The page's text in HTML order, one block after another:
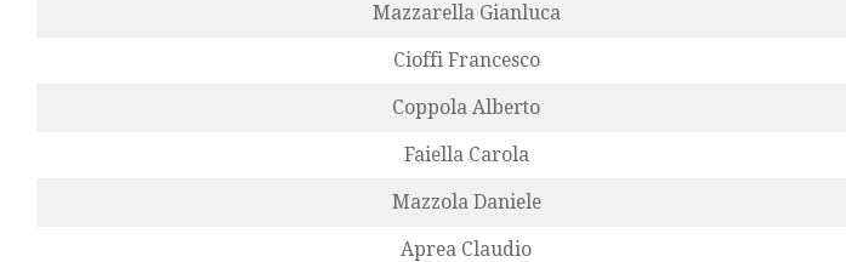
Mazzarella Gianluca
Cioffi Francesco
Coppola Alberto
Faiella Carola
Mazzola Daniele
Aprea Claudio